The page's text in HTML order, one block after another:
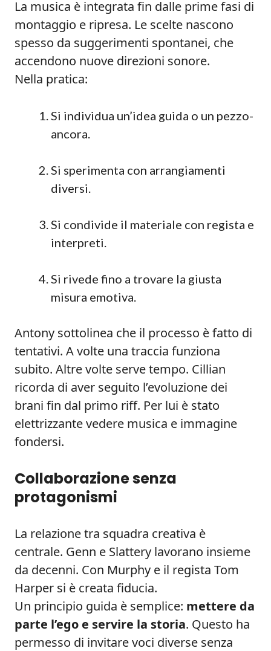
La musica è integrata fin dalle prime fasi di
montaggio e ripresa. Le scelte nascono
spesso da suggerimenti spontanei, che
accendono nuove direzioni sonore.
Nella pratica:
Si individua un’idea guida o un pezzo-
ancora.
Si sperimenta con arrangiamenti
diversi.
Si condivide il materiale con regista e
interpreti.
Si rivede fino a trovare la giusta
misura emotiva.
Antony sottolinea che il processo è fatto di
tentativi. A volte una traccia funziona
subito. Altre volte serve tempo. Cillian
ricorda di aver seguito l’evoluzione dei
brani fin dal primo riff. Per lui è stato
elettrizzante vedere musica e immagine
fondersi.
Collaborazione senza
protagonismi
La relazione tra squadra creativa è
centrale. Genn e Slattery lavorano insieme
da decenni. Con Murphy e il regista Tom
Harper si è creata fiducia.
Un principio guida è semplice: mettere da
parte l’ego e servire la storia. Questo ha
permesso di invitare voci diverse senza